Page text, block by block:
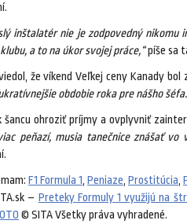
inštalatér nie je zodpovedný nikomu
a to na úkor svojej práce,“píše sa
že víkend Veľkej ceny Kanady
obdobie roka pre nášho
šancu ohroziť príjmy a ovplyvniť
peňazí, musia tanečnice znášať vo
F1 Formula 1, Peniaze, Prostitúcia,
– Preteky Formuly 1 využijú na
© SITA Všetky práva vyhradené.